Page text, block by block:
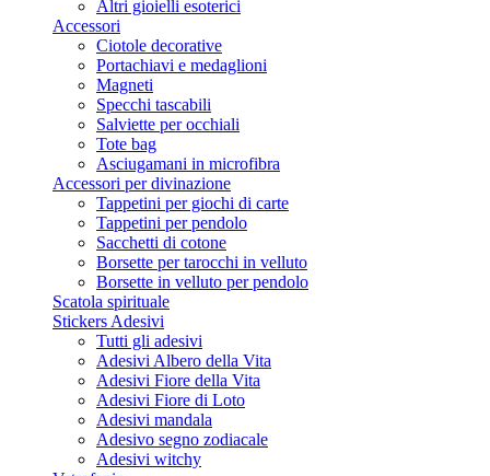
Altri gioielli esoterici
Accessori
Ciotole decorative
Portachiavi e medaglioni
Magneti
Specchi tascabili
Salviette per occhiali
Tote bag
Asciugamani in microfibra
Accessori per divinazione
Tappetini per giochi di carte
Tappetini per pendolo
Sacchetti di cotone
Borsette per tarocchi in velluto
Borsette in velluto per pendolo
Scatola spirituale
Stickers Adesivi
Tutti gli adesivi
Adesivi Albero della Vita
Adesivi Fiore della Vita
Adesivi Fiore di Loto
Adesivi mandala
Adesivo segno zodiacale
Adesivi witchy